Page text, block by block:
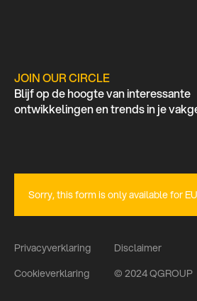
JOIN OUR CIRCLE
Blijf op de hoogte van interessante
ontwikkelingen en trends in je
Sorry, this form is only available for
Privacyverklaring
Cookieverklaring
Disclaimer
© 2024 QGROUP